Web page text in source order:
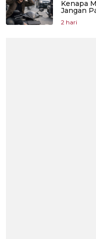
Kenapa
Jangan
2 hari